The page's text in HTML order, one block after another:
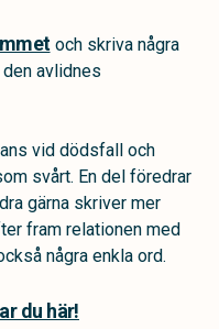
och skriva några
avlidnes
vid dödsfall och
svårt. En del föredrar
gärna skriver mer
fram relationen med
några enkla ord.
du här!